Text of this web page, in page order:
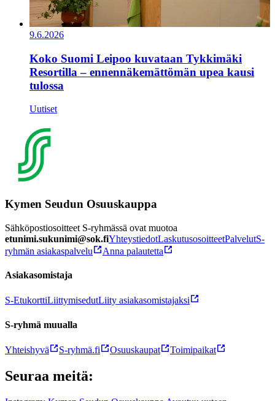
9.6.2026
Koko Suomi Leipoo kuvataan Tykkimäki
Resortilla – ennennäkemättömän upea kausi
tulossa
Uutiset
Kymen Seudun Osuuskauppa
Sähköpostiosoitteet S-ryhmässä ovat muotoa
etunimi.sukunimi@sok.fiYhteystiedotLaskutusosoitteetPalvelutS-
ryhmän asiakaspalvelu
Anna palautetta
Asiakasomistaja
S-EtukorttiLiittymisedutLiity asiakasomistajaksi
S-ryhmä muualla
Yhteishyvä S-ryhmä.fi Osuuskaupat Toimipaikat
Seuraa meitä: